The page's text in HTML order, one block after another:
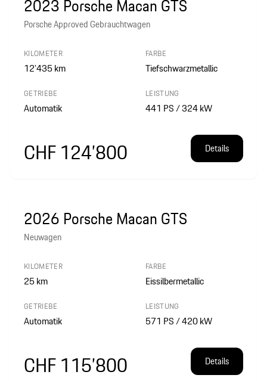
2023 Porsche Macan GTS
Porsche Approved Gebrauchtwagen
KILOMETER
12’435km
FARBE
Tiefschwarzmetallic
GETRIEBE
Automatik
LEISTUNG
441 PS / 324 kW
CHF 124’800 Details
2026 Porsche Macan GTS
Neuwagen
KILOMETER
25km
FARBE
Eissilbermetallic
GETRIEBE
Automatik
LEISTUNG
571 PS / 420 kW
CHF 115’800 Details